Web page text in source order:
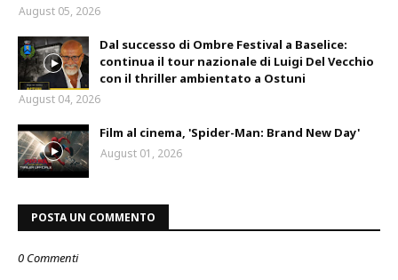
August 05, 2026
Dal successo di Ombre Festival a Baselice:
continua il tour nazionale di Luigi Del Vecchio
con il thriller ambientato a Ostuni
August 04, 2026
Film al cinema, 'Spider-Man: Brand New Day'
August 01, 2026
POSTA UN COMMENTO
0 Commenti